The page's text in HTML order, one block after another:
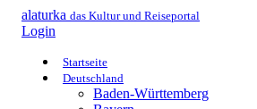
alaturka das Kultur und Reiseportal
Login
Startseite
Deutschland
Baden-Württemberg